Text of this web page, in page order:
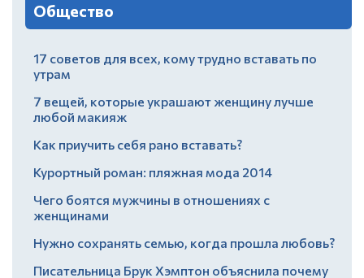
Общество
17 советов для всех, кому трудно вставать по
утрам
7 вещей, которые украшают женщину лучше
любой макияж
Как приучить себя рано вставать?
Курортный роман: пляжная мода 2014
Чего боятся мужчины в отношениях с
женщинами
Нужно сохранять семью, когда прошла любовь?
Писательница Брук Хэмптон объяснила почему